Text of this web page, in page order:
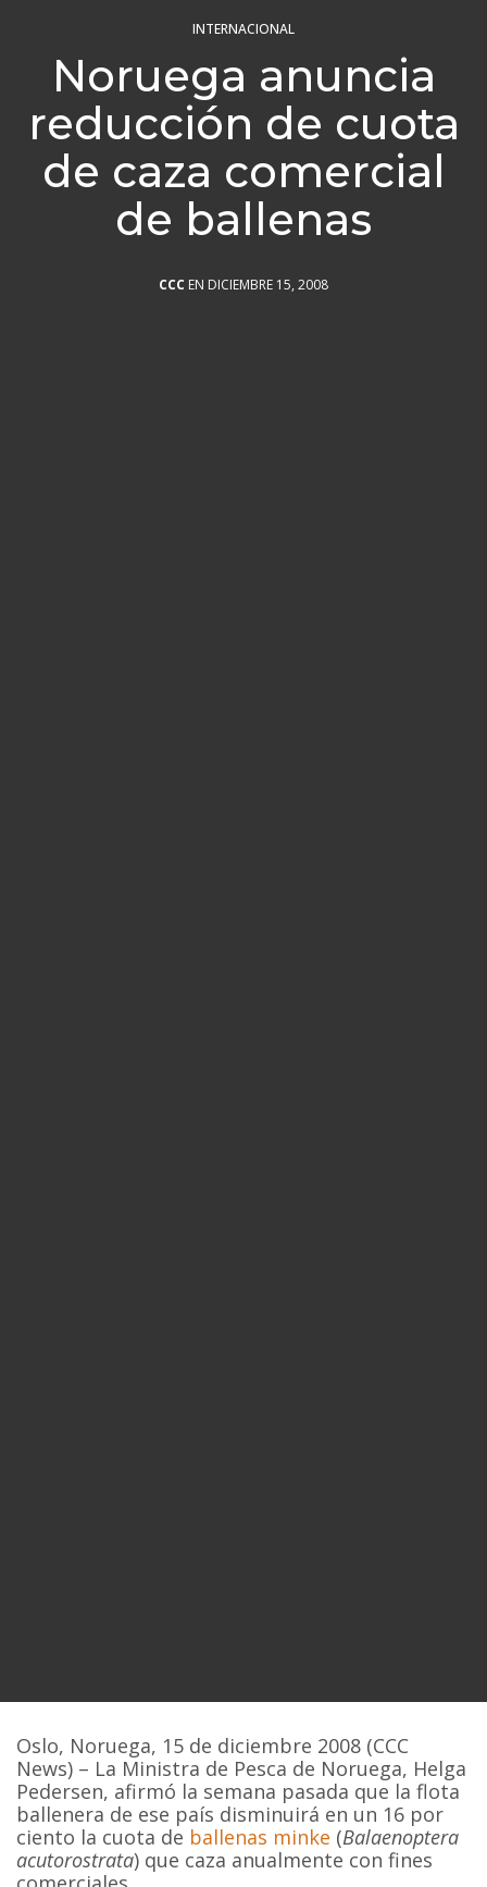
INTERNACIONAL
Noruega anuncia
reducción de cuota
de caza comercial
de ballenas
CCC EN DICIEMBRE 15, 2008
Oslo, Noruega, 15 de diciembre 2008 (CCC
News) – La Ministra de Pesca de Noruega, Helga
Pedersen, afirmó la semana pasada que la flota
ballenera de ese país disminuirá en un 16 por
ciento la cuota de ballenas minke (Balaenoptera
acutorostrata) que caza anualmente con fines